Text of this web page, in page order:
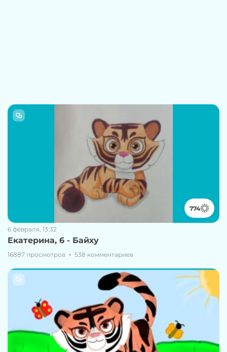
774
6 февраля, 13:32
Екатерина, 6 - Байху
16887 просмотров 538 комментариев